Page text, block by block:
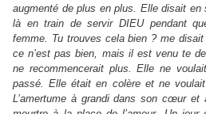
augmenté de plus en plus. Elle disait
là en train de servir DIEU pendant
femme. Tu trouves cela bien ? me
ce n’est pas bien, mais il est venu te
ne recommencerait plus. Elle ne
passé. Elle était en colère et ne
L’amertume à grandi dans son cœur et